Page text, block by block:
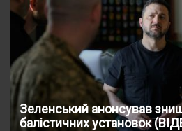
Зеленський анонсував
балістичних установок